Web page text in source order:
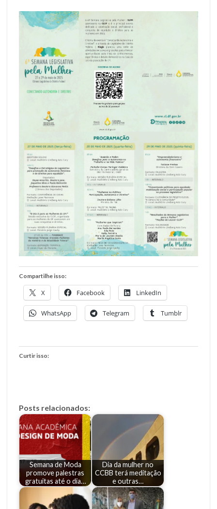
Compartilhe isso:
X Facebook LinkedIn
WhatsApp Telegram Tumblr
Curtir isso:
Posts relacionados:
Semana de Moda
promove palestras
gratuitas até o dia…
Dia da mulher no
CCBB terá meditação
e outras…